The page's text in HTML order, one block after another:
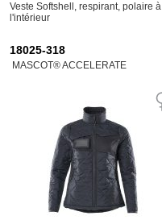
Veste Softshell, respirant, polaire à
l'intérieur
18025-318
MASCOT® ACCELERATE